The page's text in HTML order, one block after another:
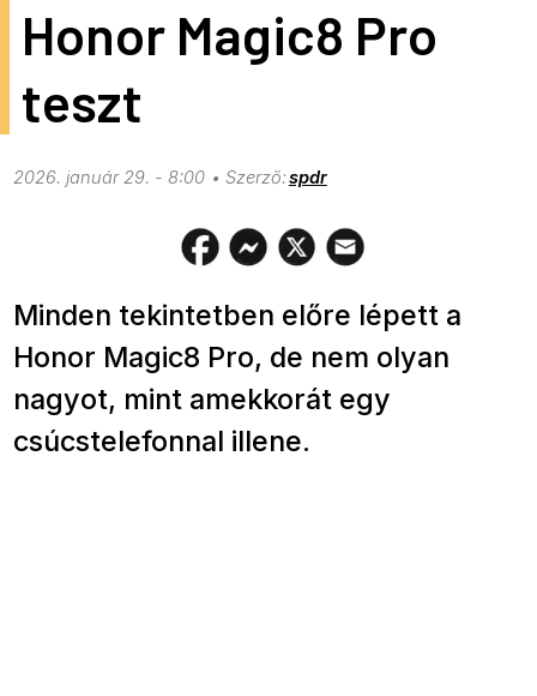
Honor Magic8 Pro
teszt
2026. január 29. - 8:00 spdr
Minden tekintetben előre lépett a
Honor Magic8 Pro, de nem olyan
nagyot, mint amekkorát egy
csúcstelefonnal illene.